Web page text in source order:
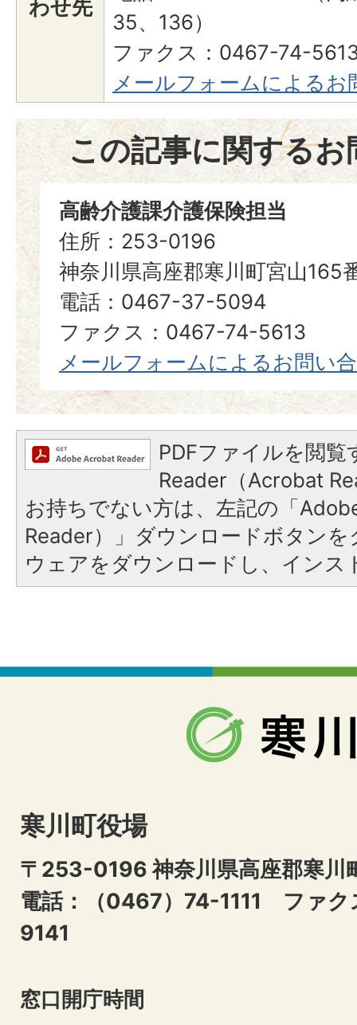
わせ先
35、136）
ファクス：0467-74-
メールフォームによるお
この記事に関するお
高齢介護課介護保険担当
住所：253-0196
神奈川県高座郡寒川町宮山165
電話：0467-37-5094
ファクス：0467-74-5613
メールフォームによるお問い
PDFファイルを閲
Reader（Acrobat
お持ちでない方は、左記の「
Reader）」ダウンロードボタン
ウェアをダウンロードし、インス
寒川町役場
〒253-0196 神奈川県高座郡寒川
電話：（0467）74-1111 ファ
9141
窓口開庁時間